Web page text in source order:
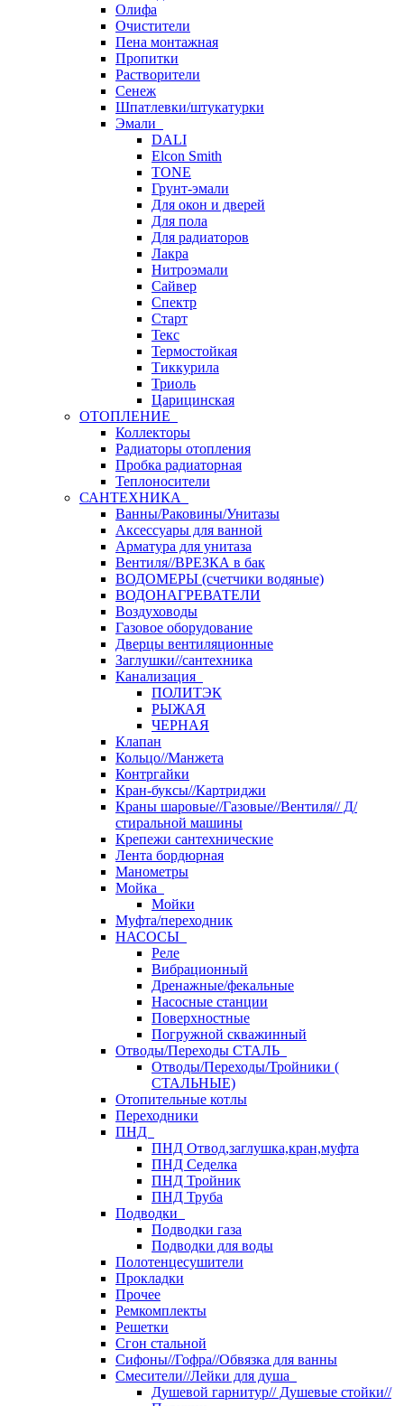
Олифа
Очистители
Пена монтажная
Пропитки
Растворители
Сенеж
Шпатлевки/штукатурки
Эмали
DALI
Elcon Smith
TONE
Грунт-эмали
Для окон и дверей
Для пола
Для радиаторов
Лакра
Нитроэмали
Сайвер
Спектр
Старт
Текс
Термостойкая
Тиккурила
Триоль
Царицинская
ОТОПЛЕНИЕ
Коллекторы
Радиаторы отопления
Пробка радиаторная
Теплоносители
САНТЕХНИКА
Ванны/Раковины/Унитазы
Аксессуары для ванной
Арматура для унитаза
Вентиля//ВРЕЗКА в бак
ВОДОМЕРЫ (счетчики водяные)
ВОДОНАГРЕВАТЕЛИ
Воздуховоды
Газовое оборудование
Дверцы вентиляционные
Заглушки//сантехника
Канализация
ПОЛИТЭК
РЫЖАЯ
ЧЕРНАЯ
Клапан
Кольцо//Манжета
Контргайки
Кран-буксы//Картриджи
Краны шаровые//Газовые//Вентиля// Д/
стиральной машины
Крепежи сантехнические
Лента бордюрная
Манометры
Мойка
Мойки
Муфта/переходник
НАСОСЫ
Реле
Вибрационный
Дренажные/фекальные
Насосные станции
Поверхностные
Погружной скважинный
Отводы/Переходы СТАЛЬ
Отводы/Переходы/Тройники (
СТАЛЬНЫЕ)
Отопительные котлы
Переходники
ПНД
ПНД Отвод,заглушка,кран,муфта
ПНД Седелка
ПНД Тройник
ПНД Труба
Подводки
Подводки газа
Подводки для воды
Полотенцесушители
Прокладки
Прочее
Ремкомплекты
Решетки
Сгон стальной
Сифоны//Гофра//Обвязка для ванны
Смесители//Лейки для душа
Душевой гарнитур// Душевые стойки//